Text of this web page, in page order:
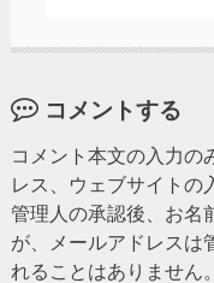
コメントする
コメント本文の入力の
レス、ウェブサイトの
管理人の承認後、お名
が、メールアドレスは
れることはありません。